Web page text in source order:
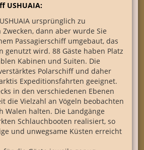
USHUAIA:
ursprünglich zu
dann aber wurde Sie
Passagierschiff umgebaut, das
genutzt wird. 88 Gäste haben Platz
Kabinen und Suiten. Die
Polarschiff und daher
Expeditionsfahrten geeignet.
in den verschiedenen Ebenen
die Vielzahl an Vögeln beobachten
Walen halten. Die Landgänge
Schlauchbooten realisiert, so
und unwegsame Küsten erreicht